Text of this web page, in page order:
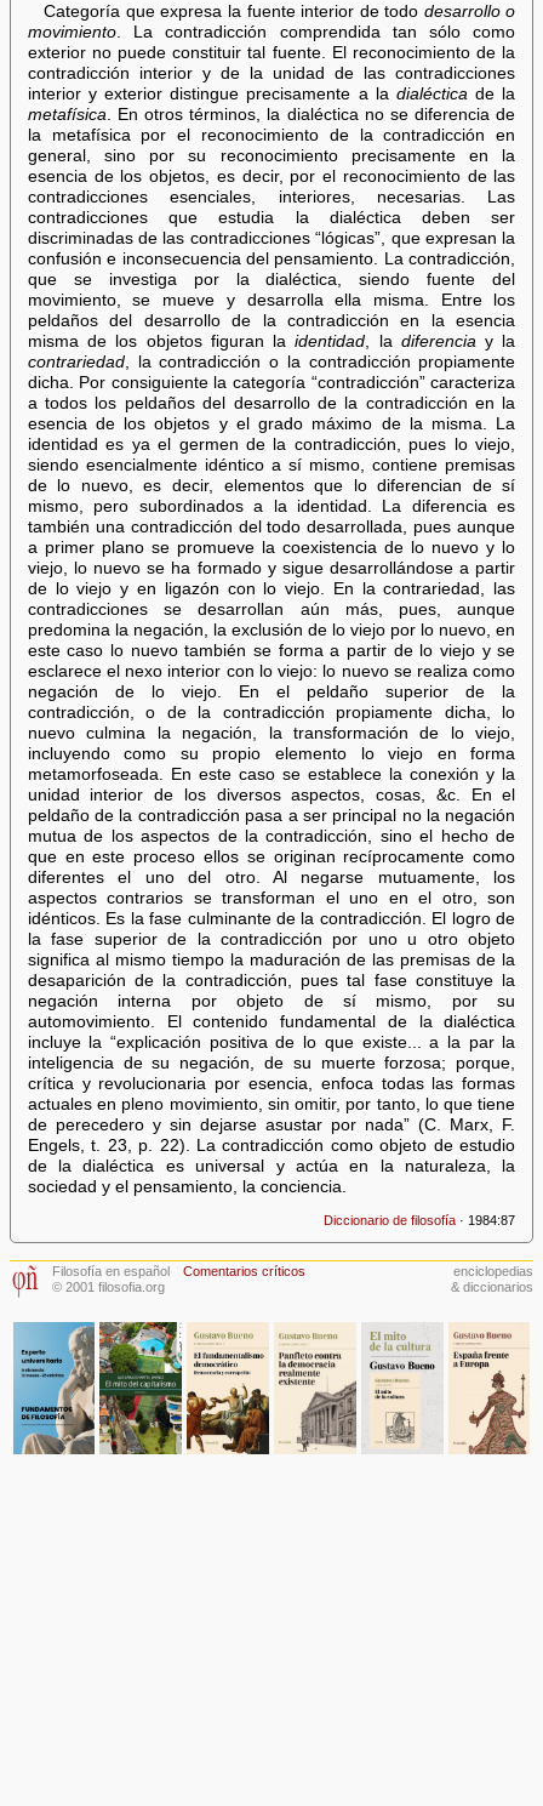
Categoría que expresa la fuente interior de todo desarrollo o
movimiento. La contradicción comprendida tan sólo como
exterior no puede constituir tal fuente. El reconocimiento de la
contradicción interior y de la unidad de las contradicciones
interior y exterior distingue precisamente a la dialéctica de la
metafísica . En otros términos, la dialéctica no se diferencia de
la metafísica por el reconocimiento de la contradicción en
general, sino por su reconocimiento precisamente en la
esencia de los objetos, es decir, por el reconocimiento de las
contradicciones esenciales, interiores, necesarias. Las
contradicciones que estudia la dialéctica deben ser
discriminadas de las contradicciones “lógicas”, que expresan la
confusión e inconsecuencia del pensamiento. La contradicción,
que se investiga por la dialéctica, siendo fuente del
movimiento, se mueve y desarrolla ella misma. Entre los
peldaños del desarrollo de la contradicción en la esencia
misma de los objetos figuran laidentidad , la diferencia y la
contrariedad, la contradicción o la contradicción propiamente
dicha. Por consiguiente la categoría “contradicción” caracteriza
a todos los peldaños del desarrollo de la contradicción en la
esencia de los objetos y el grado máximo de la misma. La
identidad es ya el germen de la contradicción, pues lo viejo,
siendo esencialmente idéntico a sí mismo, contiene premisas
de lo nuevo, es decir, elementos que lo diferencian de sí
mismo, pero subordinados a la identidad. La diferencia es
también una contradicción del todo desarrollada, pues aunque
a primer plano se promueve la coexistencia de lo nuevo y lo
viejo, lo nuevo se ha formado y sigue desarrollándose a partir
de lo viejo y en ligazón con lo viejo. En la contrariedad, las
contradicciones se desarrollan aún más, pues, aunque
predomina la negación, la exclusión de lo viejo por lo nuevo, en
este caso lo nuevo también se forma a partir de lo viejo y se
esclarece el nexo interior con lo viejo: lo nuevo se realiza como
negación de lo viejo. En el peldaño superior de la
contradicción, o de la contradicción propiamente dicha, lo
nuevo culmina la negación, la transformación de lo viejo,
incluyendo como su propio elemento lo viejo en forma
metamorfoseada. En este caso se establece la conexión y la
unidad interior de los diversos aspectos, cosas, &c. En el
peldaño de la contradicción pasa a ser principal no la negación
mutua de los aspectos de la contradicción, sino el hecho de
que en este proceso ellos se originan recíprocamente como
diferentes el uno del otro. Al negarse mutuamente, los
aspectos contrarios se transforman el uno en el otro, son
idénticos. Es la fase culminante de la contradicción. El logro de
la fase superior de la contradicción por uno u otro objeto
significa al mismo tiempo la maduración de las premisas de la
desaparición de la contradicción, pues tal fase constituye la
negación interna por objeto de sí mismo, por su
automovimiento. El contenido fundamental de la dialéctica
incluye la “explicación positiva de lo que existe... a la par la
inteligencia de su negación, de su muerte forzosa; porque,
crítica y revolucionaria por esencia, enfoca todas las formas
actuales en pleno movimiento, sin omitir, por tanto, lo que tiene
de perecedero y sin dejarse asustar por nada” (C. Marx, F.
Engels, t. 23, p. 22). La contradicción como objeto de estudio
de la dialéctica es universal y actúa en la naturaleza, la
sociedad y el pensamiento, la conciencia.
Diccionario de filosofía · 1984:87
Filosofía en español
© 2001 filosofia.org
Comentarios críticos
enciclopedias
& diccionarios